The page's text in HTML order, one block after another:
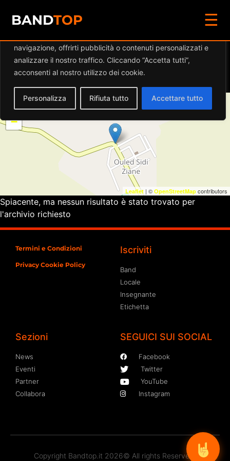
Diamo valore alla tua privacy
navigazione, offrirti pubblicità o contenuti personalizzati e
analizzare il nostro traffico. Cliccando “Accetta tutti”,
acconsenti al nostro utilizzo dei cookie.
Personalizza Rifiuta tutto Accettare tutto
BANDTOP
☰
Eventi aBIRRERIA
WANTED
+
−
Leaflet | © OpenStreetMap contributors
Spiacente, ma nessun risultato è stato trovato per
l'archivio richiesto
Termini e Condizioni
Privacy Cookie Policy
Iscriviti
Band
Locale
Insegnante
Etichetta
Sezioni
News
Eventi
Partner
Collabora
SEGUICI SUI SOCIAL
Facebook
Twitter
YouTube
Instagram
Copyright Bandtop.it 2026© All rights Reserved.